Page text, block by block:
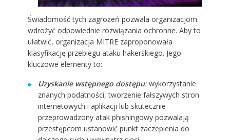
Świadomość tych zagrożeń pozwala organizacjom
wdrożyć odpowiednie rozwiązania ochronne. Aby to
ułatwić, organizacja MITRE zaproponowała
klasyfikację przebiegu ataku hakerskiego. Jego
kluczowe elementy to:
Uzyskanie wstępnego dostępu:wykorzystanie
znanych podatności, tworzenie fałszywych stron
internetowych i aplikacji lub skutecznie
przeprowadzony atak phishingowy pozwalają
przestępcom ustanowić punkt zaczepienia do